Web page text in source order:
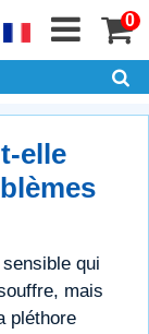
0
elle
qui
mais
pléthore